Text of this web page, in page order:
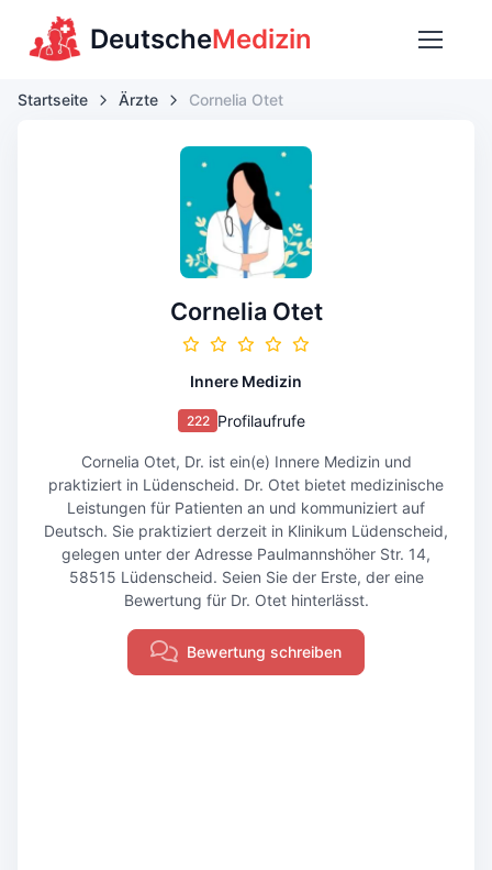
DeutscheMedizin
Startseite Ärzte Cornelia Otet
Cornelia Otet
Innere Medizin
222 Profilaufrufe
Cornelia Otet, Dr. ist ein(e) Innere Medizin und
praktiziert in Lüdenscheid. Dr. Otet bietet medizinische
Leistungen für Patienten an und kommuniziert auf
Deutsch. Sie praktiziert derzeit in Klinikum Lüdenscheid,
gelegen unter der Adresse Paulmannshöher Str. 14,
58515 Lüdenscheid. Seien Sie der Erste, der eine
Bewertung für Dr. Otet hinterlässt.
Bewertung schreiben